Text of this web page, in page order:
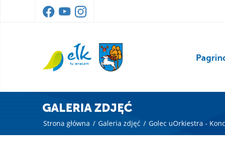
GALERIA ZDJĘĆ
Strona główna / Galeria zdjęć / Golec uOrkiestra -